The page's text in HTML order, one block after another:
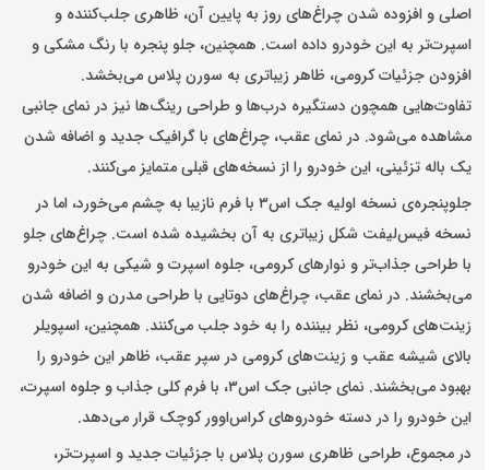
اصلی و افزوده شدن چراغ‌های روز به پایین آن، ظاهری جلب‌کننده و
اسپرت‌تر به این خودرو داده است. همچنین، جلو پنجره با رنگ مشکی و
افزودن جزئیات کرومی، ظاهر زیباتری به سورن پلاس می‌بخشد.
تفاوت‌هایی همچون دستگیره درب‌ها و طراحی رینگ‌ها نیز در نمای جانبی
مشاهده می‌شود. در نمای عقب، چراغ‌های با گرافیک جدید و اضافه شدن
یک باله تزئینی، این خودرو را از نسخه‌های قبلی متمایز می‌کنند.
جلوپنجره‌ی نسخه اولیه جک اس۳ با فرم نازیبا به چشم می‌خورد، اما در
نسخه فیس‌لیفت شکل زیباتری به آن بخشیده شده است. چراغ‌های جلو
با طراحی جذاب‌تر و نوارهای کرومی، جلوه اسپرت و شیکی به این خودرو
می‌بخشند. در نمای عقب، چراغ‌های دوتایی با طراحی مدرن و اضافه شدن
زینت‌های کرومی، نظر بیننده را به خود جلب می‌کنند. همچنین، اسپویلر
بالای شیشه عقب و زینت‌های کرومی در سپر عقب، ظاهر این خودرو را
بهبود می‌بخشند. نمای جانبی جک اس۳، با فرم کلی جذاب و جلوه اسپرت،
این خودرو را در دسته خودروهای کراس‌اوور کوچک قرار می‌دهد.
در مجموع، طراحی ظاهری سورن پلاس با جزئیات جدید و اسپرت‌تر،